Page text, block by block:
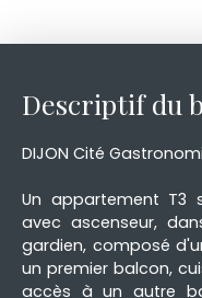
Descriptif du
DIJON Cité
Un appartement T3
avec ascenseur,
gardien, composé
un premier balcon,
accès à un autre